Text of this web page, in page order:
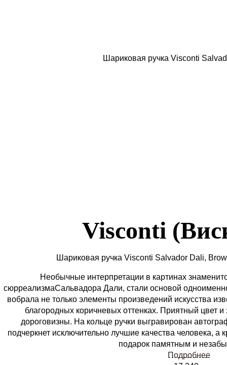
Visconti
Шариковая ручка Visconti Salvador Dali,
Необычные интерпретации в картинах
сюрреализмаСальвадора Дали, стали основой
вобрала не только элементы произведений искусства
благородных коричневых оттенках. Приятный цвет и
дороговизны. На кольце ручки выгравирован
подчеркнет исключительно лучшие качества человека, а
подарок памятным и
Подробнее